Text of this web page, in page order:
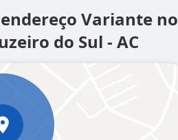
Variante no
do Sul - AC